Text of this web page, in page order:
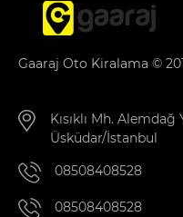
Gaaraj Oto Kiralama ©
Kısıklı Mh.
Üsküdar/İstanbul
08508408528
08508408528